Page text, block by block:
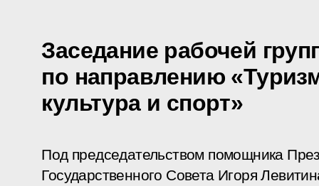
Заседание рабочей
по направлению
культура и спорт»
Под председательством помощника
Государственного Совета Игоря